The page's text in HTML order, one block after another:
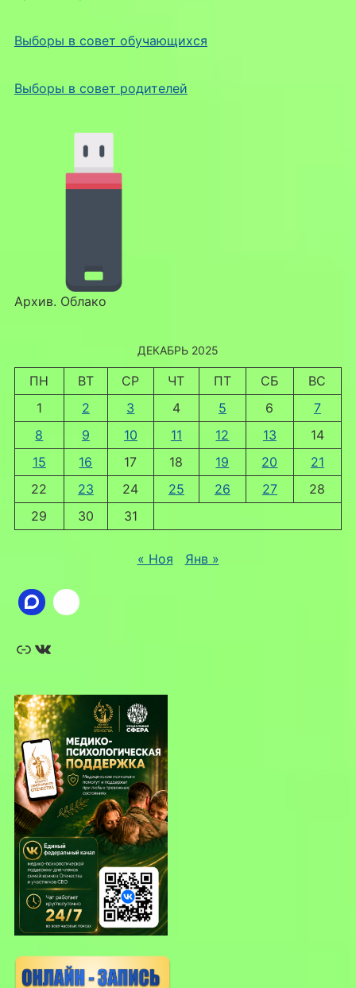
Выборы в совет обучающихся
Выборы в совет родителей
Архив. Облако
ДЕКАБРЬ 2025
ПН ВТ СР ЧТ ПТ СБ
ВС
1
2 3 4 5 6
7
8
9 10 11 12 13
14
15
16 17 18 19 20
21
22
23 24 25 26 27
28
29
30 31
« Ноя Янв »
Ссылка